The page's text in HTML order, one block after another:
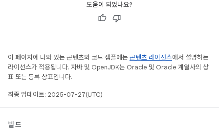
도움이 되었나요?
이 페이지에 나와 있는 콘텐츠와 코드 샘플에는 콘텐츠 라이선스에서 설명하는
라이선스가 적용됩니다. 자바 및 OpenJDK는 Oracle 및 Oracle 계열사의 상
표 또는 등록 상표입니다.
최종 업데이트: 2025-07-27(UTC)
빌드